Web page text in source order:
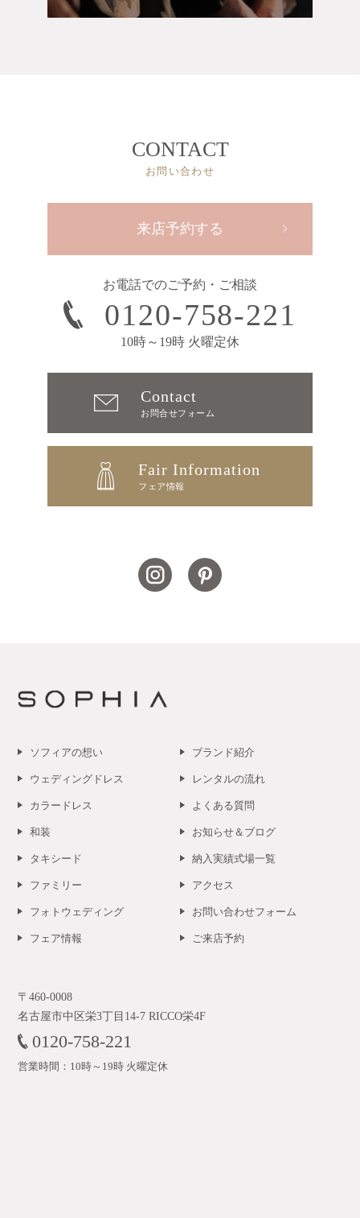
CONTACT
お問い合わせ
来店予約する
お電話でのご予約・ご相談
0120-758-221
10時～19時 火曜定休
Contact
お問合せフォーム
Fair Information
フェア情報
ソフィアの想い
ウェディングドレス
カラードレス
和装
タキシード
ファミリー
フォトウェディング
フェア情報
ブランド紹介
レンタルの流れ
よくある質問
お知らせ＆ブログ
納入実績式場一覧
アクセス
お問い合わせフォーム
ご来店予約
〒460-0008
名古屋市中区栄3丁目14-7 RICCO栄4F
0120-758-221
営業時間：10時～19時 火曜定休